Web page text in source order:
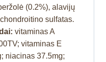
(0.2%), alavijų
sulfatas.
vitaminas A
vitaminas E
niacinas 37.5mg;